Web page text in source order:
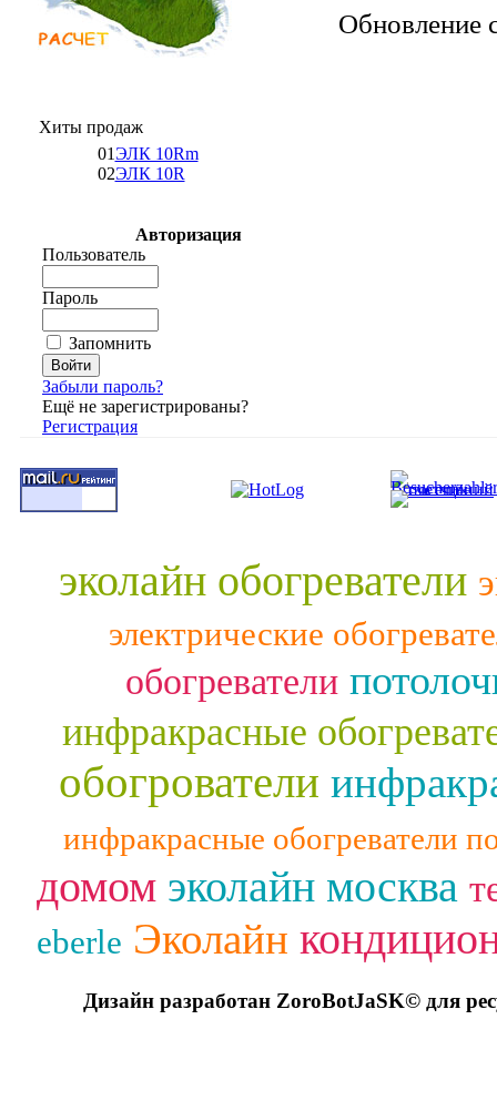
Хиты продаж
01ЭЛК 10Rm
02ЭЛК 10R
Авторизация
Пользователь
Пароль
Запомнить
Забыли пароль?
Ещё не зарегистрированы?
Регистрация
Обновление
эколайн обогреватели
электрические
обогреватели
инфракрасные
обогрователи
инфракрасные обогреватели
домом эколайн москва
eberle Эколайн
Дизайн разработан ZoroBotJaSK© для